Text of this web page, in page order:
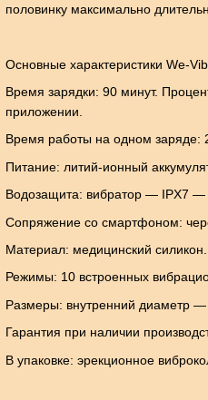
половинку максимально
Основные характеристики We-
Время зарядки: 90 минут.
приложении.
Время работы на одном заряде:
Питание: литий-ионный
Водозащита: вибратор — IPX7 —
Сопряжение со смартфоном:
Материал: медицинский силикон.
Режимы: 10 встроенных
Размеры: внутренний диаметр
Гарантия при наличии
В упаковке: эрекционное